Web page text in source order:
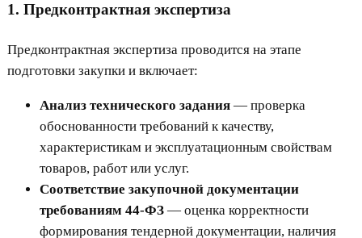
1. Предконтрактная экспертиза
Предконтрактная экспертиза проводится на этапе
подготовки закупки и включает:
Анализ технического задания— проверка
обоснованности требований к качеству,
характеристикам и эксплуатационным свойствам
товаров, работ или услуг.
Соответствие закупочной документации
требованиям 44-ФЗ— оценка корректности
формирования тендерной документации, наличия